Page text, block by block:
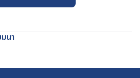
นา